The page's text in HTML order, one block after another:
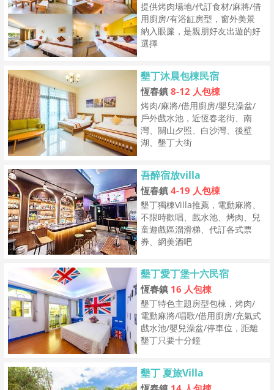
提供烤肉場地/代訂食材/麻將/借
用廚房/有浴缸房型，窗外美景
納入眼簾，是親朋好友出遊的好
選擇
墾丁沐晨包棟民宿
恆春鎮 8-12 人包棟
烤肉/麻將/借用廚房/嬰兒澡盆/
戶外戲水池，近恆春老街、南
灣、關山夕照、白沙灣、後壁
湖、墾丁大街
吾醉宿放villa
恆春鎮 4-19 人包棟
墾丁獨棟Villa推薦，電動麻將、
不限時歡唱、戲水池、烤肉、兒
童遊戲區溜滑梯、代訂各式票
券、網美酒吧
墾丁愛丁堡十六民宿
恆春鎮 16 人包棟
墾丁特色主題房型包棟，烤肉/
電動麻將/唱歌/借用廚房/充氣式
戲水池/嬰兒澡盆/停車位，距離
墾丁只要十分鐘
墾丁 夏旅Villa